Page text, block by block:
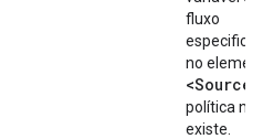
fluxo
no
<Source>
política
existe.